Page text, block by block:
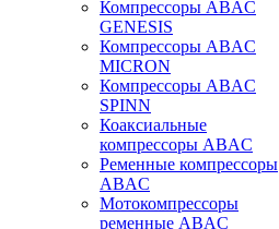
Компрессоры ABAC
GENESIS
Компрессоры ABAC
MICRON
Компрессоры ABAC
SPINN
Коаксиальные
компрессоры ABAC
Ременные компрессоры
ABAC
Мотокомпрессоры
ременные ABAC